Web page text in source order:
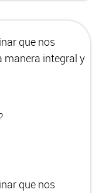
que nos
manera integral y
que nos